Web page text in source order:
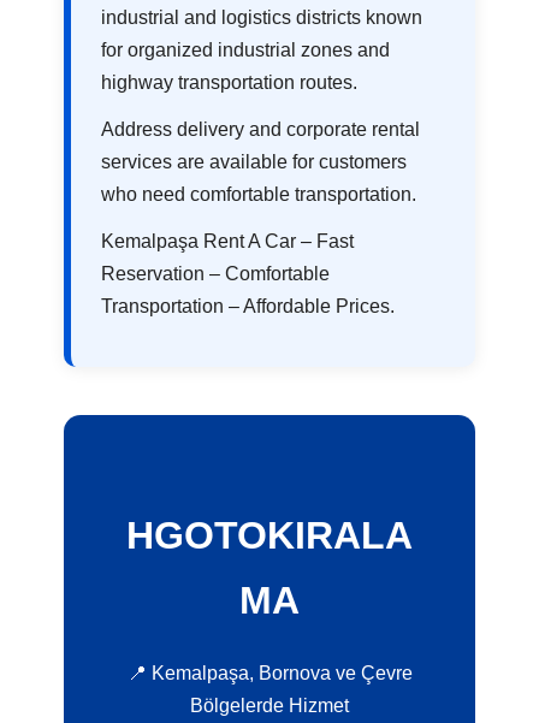
industrial and logistics districts known
for organized industrial zones and
highway transportation routes.
Address delivery and corporate rental
services are available for customers
who need comfortable transportation.
Kemalpaşa Rent A Car – Fast
Reservation – Comfortable
Transportation – Affordable Prices.
HGOTOKIRALA
MA
📍 Kemalpaşa, Bornova ve Çevre
Bölgelerde Hizmet